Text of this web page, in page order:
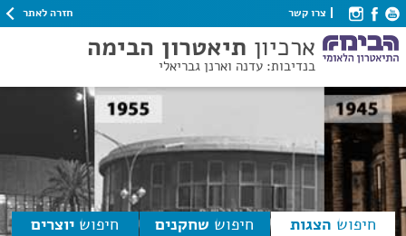
צרו קשר חזרה לאתר
ארכיון תיאטרון הבימה
בנדיבות: עדנה וארנן גבריאלי
חיפוש הצגות חיפוש שחקנים חיפוש יוצרים